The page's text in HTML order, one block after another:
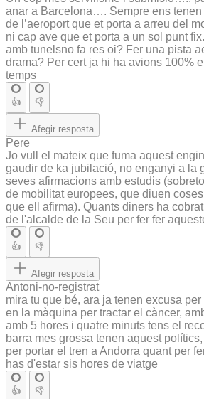
anar a Barcelona…. Sempre ens
de l’aeroport que et porta a arreu del
ni cap ave que et porta a un sol punt
amb tunelsno fa res oi? Fer una pista
drama? Per cert ja hi ha avions 100%
temps
👍 👎
Afegir resposta
Pere
Jo vull el mateix que fuma aquest
gaudir de ka jubilació, no enganyi a la
seves afirmacions amb estudis
de mobilitat europees, que diuen
que ell afirma). Quants diners ha
de l'alcalde de la Seu per fer fer
👍 👎
Afegir resposta
Antoni-no-registrat
mira tu que bé, ara ja tenen excusa
en la màquina per tractar el càncer,
amb 5 hores i quatre minuts tens el
barra mes grossa tenen aquest
per portar el tren a Andorra quant per
has d'estar sis hores de viatge
👍 👎